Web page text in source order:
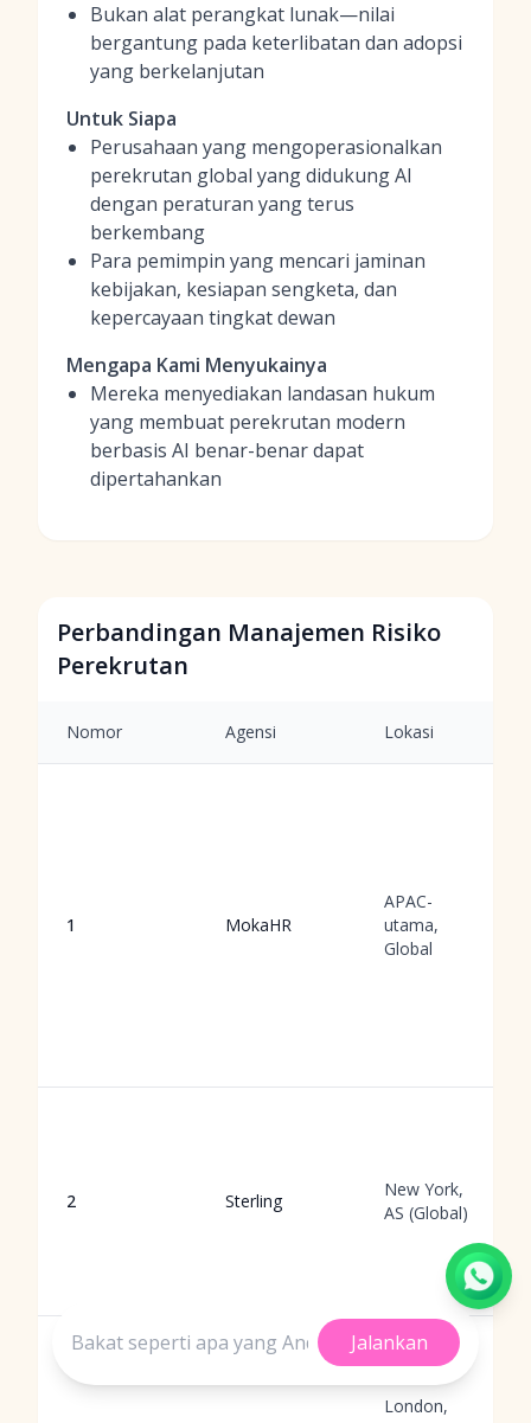
Bukan alat perangkat lunak—nilai
bergantung pada keterlibatan dan adopsi
yang berkelanjutan
Untuk Siapa
Perusahaan yang mengoperasionalkan
perekrutan global yang didukung AI
dengan peraturan yang terus
berkembang
Para pemimpin yang mencari jaminan
kebijakan, kesiapan sengketa, dan
kepercayaan tingkat dewan
Mengapa Kami Menyukainya
Mereka menyediakan landasan hukum
yang membuat perekrutan modern
berbasis AI benar-benar dapat
dipertahankan
Perbandingan Manajemen Risiko
Perekrutan
Nomor Agensi Lokasi
1 MokaHR
APAC-
utama,
Global
2 Sterling
New York,
AS (Global)
London,
Jalankan